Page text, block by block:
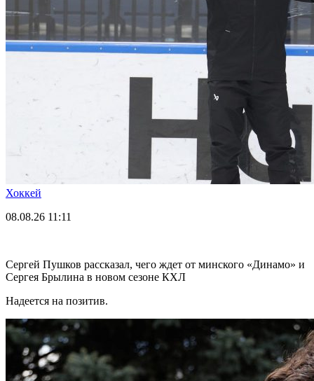
Хоккей
08.08.26 11:11
Сергей Пушков рассказал, чего ждет от минского «Динамо» и
Сергея Брылина в новом сезоне КХЛ
Надеется на позитив.